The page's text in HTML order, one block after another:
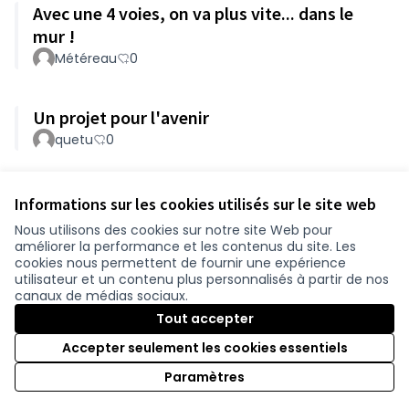
Informations sur les cookies utilisés sur le site web
Nous utilisons des cookies sur notre site Web pour
améliorer la performance et les contenus du site. Les
cookies nous permettent de fournir une expérience
utilisateur et un contenu plus personnalisés à partir de nos
canaux de médias sociaux.
Tout accepter
Accepter seulement les cookies essentiels
Paramètres
Avec une 4 voies, on va plus vite... dans le
mur !
Météreau 0
Un projet pour l'avenir
quetu 0
Conditions d'utilisation
Paramètres des cookies
participer.loire-atlantique.fr sur Facebook
(Nouvelle fenêtre)
participer.loire-atlantique.fr sur Instagram
(Nouvelle fenêtre)
participer.loire-atlantique.fr sur YouTube
(Nouvelle fenêtre)
Site réalisé grâce aulogiciel libre Decidim .
Licence
(Nouvelle